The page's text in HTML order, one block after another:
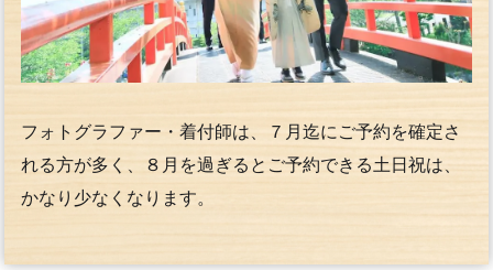
フォトグラファー・着付師は、７月迄にご予約を確定さ
れる方が多く、８月を過ぎるとご予約できる土日祝は、
かなり少なくなります。